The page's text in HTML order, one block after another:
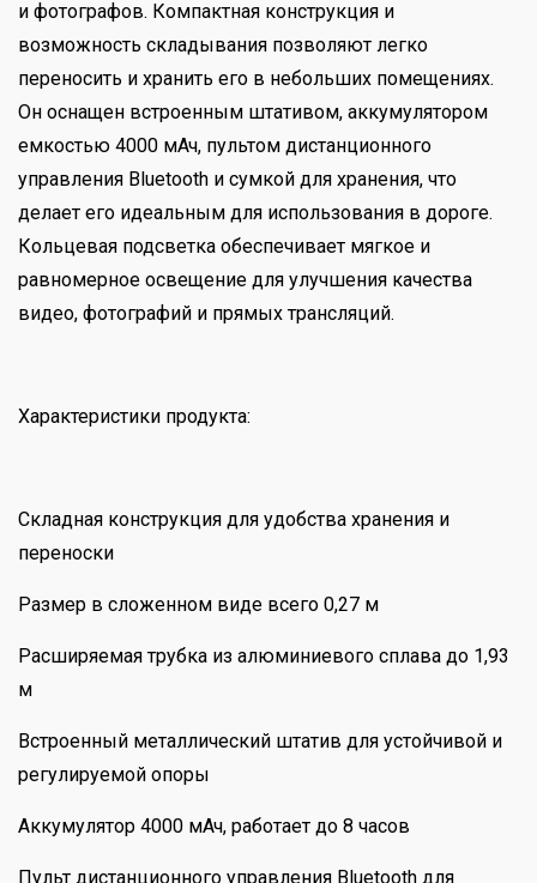
и фотографов. Компактная конструкция и
возможность складывания позволяют легко
переносить и хранить его в небольших помещениях.
Он оснащен встроенным штативом, аккумулятором
емкостью 4000 мАч, пультом дистанционного
управления Bluetooth и сумкой для хранения, что
делает его идеальным для использования в дороге.
Кольцевая подсветка обеспечивает мягкое и
равномерное освещение для улучшения качества
видео, фотографий и прямых трансляций.
Характеристики продукта:
Складная конструкция для удобства хранения и
переноски
Размер в сложенном виде всего 0,27 м
Расширяемая трубка из алюминиевого сплава до 1,93
м
Встроенный металлический штатив для устойчивой и
регулируемой опоры
Аккумулятор 4000 мАч, работает до 8 часов
Пульт дистанционного управления Bluetooth для